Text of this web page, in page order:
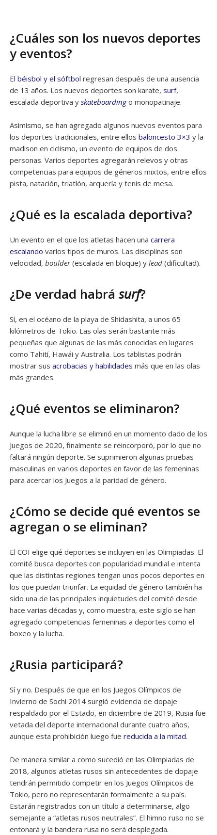
¿Cuáles son los nuevos deportes
y eventos?
El béisbol y el sóftbol regresan después de una ausencia
de 13 años. Los nuevos deportes son karate, surf,
escalada deportiva y skateboardingo monopatinaje.
Asimismo, se han agregado algunos nuevos eventos para
los deportes tradicionales, entre ellos baloncesto 3×3 y la
madison en ciclismo, un evento de equipos de dos
personas. Varios deportes agregarán relevos y otras
competencias para equipos de géneros mixtos, entre ellos
pista, natación, triatlón, arquería y tenis de mesa.
¿Qué es la escalada deportiva?
Un evento en el que los atletas hacen una carrera
escalando varios tipos de muros. Las disciplinas son
velocidad, boulder(escalada en bloque) y lead (dificultad).
¿De verdad habrá surf?
Sí, en el océano de la playa de Shidashita, a unos 65
kilómetros de Tokio. Las olas serán bastante más
pequeñas que algunas de las más conocidas en lugares
como Tahití, Hawái y Australia. Los tablistas podrán
mostrar sus acrobacias y habilidades más que en las olas
más grandes.
¿Qué eventos se eliminaron?
Aunque la lucha libre se eliminó en un momento dado de los
Juegos de 2020, finalmente se reincorporó, por lo que no
faltará ningún deporte. Se suprimieron algunas pruebas
masculinas en varios deportes en favor de las femeninas
para acercar los Juegos a la paridad de género.
¿Cómo se decide qué eventos se
agregan o se eliminan?
El COI elige qué deportes se incluyen en las Olimpiadas. El
comité busca deportes con popularidad mundial e intenta
que las distintas regiones tengan unos pocos deportes en
los que puedan triunfar. La equidad de género también ha
sido una de las principales inquietudes del comité desde
hace varias décadas y, como muestra, este siglo se han
agregado competencias femeninas a deportes como el
boxeo y la lucha.
¿Rusia participará?
Sí y no. Después de que en los Juegos Olímpicos de
Invierno de Sochi 2014 surgió evidencia de dopaje
respaldado por el Estado, en diciembre de 2019, Rusia fue
vetada del deporte internacional durante cuatro años,
aunque esta prohibición luego fue reducida a la mitad.
De manera similar a como sucedió en las Olimpiadas de
2018, algunos atletas rusos sin antecedentes de dopaje
tendrán permitido competir en los Juegos Olímpicos de
Tokio, pero no representarán formalmente a su país.
Estarán registrados con un título a determinarse, algo
semejante a “atletas rusos neutrales”. El himno ruso no se
entonará y la bandera rusa no será desplegada.